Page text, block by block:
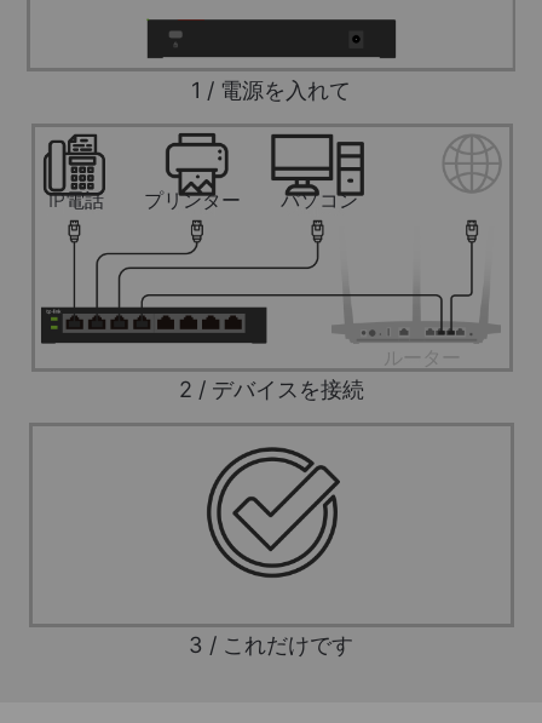
1 / 電源を入れて
IP電話 プリンター パソコン
ルーター
2 / デバイスを接続
3 / これだけです